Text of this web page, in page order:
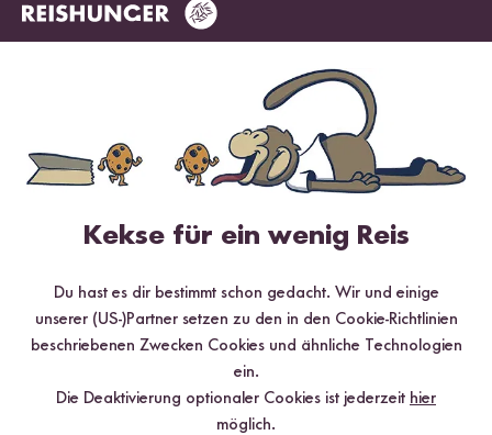
Standmixer geben und gut pürieren.
Nun die restlichen Zutaten hinzufügen und gut vermischen
(Achtung sehr klebrige und feste Konsistenz).
Das Ganze für ca. 10 min quellen lassen.
Schritt 05
TIPP: die Hände immer wieder leicht anfeuchten, da die Masse
Kekse für ein wenig Reis
Du hast es dir bestimmt schon gedacht. Wir und einige
unserer (US-)Partner setzen zu den in den Cookie-Richtlinien
beschriebenen Zwecken Cookies und ähnliche Technologien
ein.
Die Deaktivierung optionaler Cookies ist jederzeit hier
möglich.